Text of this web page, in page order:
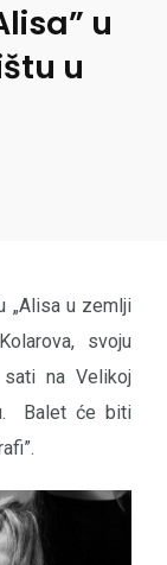
u
u
„Alisa u zemlji
svoju
na Velikoj
Balet će biti